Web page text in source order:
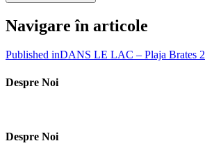
Navigare în articole
Published inDANS LE LAC – Plaja Brates
Despre Noi
Despre Noi